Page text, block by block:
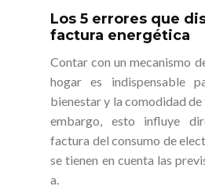
Los 5 errores que
factura energética
Contar con un mecanismo
hogar es indispensable
bienestar y la comodidad de
embargo, esto influye
factura del consumo de
se tienen en cuenta las
a.